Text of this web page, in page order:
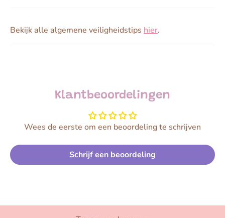
Bekijk alle algemene veiligheidstips hier.
Klantbeoordelingen
Wees de eerste om een beoordeling te schrijven
Schrijf een beoordeling